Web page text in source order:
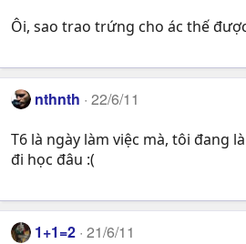
Ôi, sao trao trứng cho ác thế
nthnth 22/6/11
T6 là ngày làm việc mà, tôi đang
đi học đâu :(
1+1=2 21/6/11